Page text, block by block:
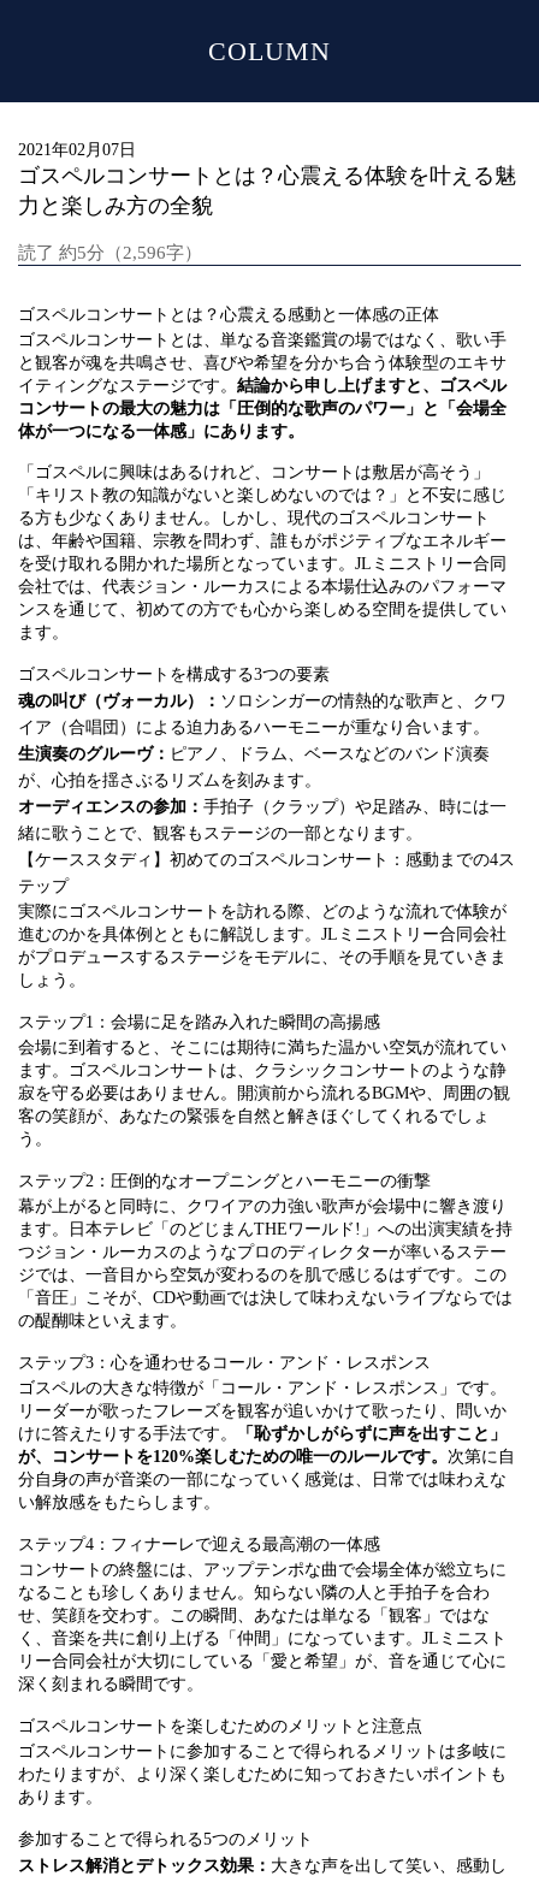
COLUMN
2021年02月07日
ゴスペルコンサートとは？心震える体験を叶える魅
力と楽しみ方の全貌
読了 約5分（2,596字）
ゴスペルコンサートとは？心震える感動と一体感の正体
ゴスペルコンサートとは、単なる音楽鑑賞の場ではなく、歌い手
と観客が魂を共鳴させ、喜びや希望を分かち合う体験型のエキサ
イティングなステージです。 結論から申し上げますと、ゴスペル
コンサートの最大の魅力は「圧倒的な歌声のパワー」と「会場全
体が一つになる一体感」にあります。
「ゴスペルに興味はあるけれど、コンサートは敷居が高そう」
「キリスト教の知識がないと楽しめないのでは？」と不安に感じ
る方も少なくありません。しかし、現代のゴスペルコンサート
は、年齢や国籍、宗教を問わず、誰もがポジティブなエネルギー
を受け取れる開かれた場所となっています。JLミニストリー合同
会社では、代表ジョン・ルーカスによる本場仕込みのパフォーマ
ンスを通じて、初めての方でも心から楽しめる空間を提供してい
ます。
ゴスペルコンサートを構成する3つの要素
魂の叫び（ヴォーカル）： ソロシンガーの情熱的な歌声と、クワ
イア（合唱団）による迫力あるハーモニーが重なり合います。
生演奏のグルーヴ： ピアノ、ドラム、ベースなどのバンド演奏
が、心拍を揺さぶるリズムを刻みます。
オーディエンスの参加： 手拍子（クラップ）や足踏み、時には一
緒に歌うことで、観客もステージの一部となります。
【ケーススタディ】初めてのゴスペルコンサート：感動までの4ス
テップ
実際にゴスペルコンサートを訪れる際、どのような流れで体験が
進むのかを具体例とともに解説します。JLミニストリー合同会社
がプロデュースするステージをモデルに、その手順を見ていきま
しょう。
ステップ1：会場に足を踏み入れた瞬間の高揚感
会場に到着すると、そこには期待に満ちた温かい空気が流れてい
ます。ゴスペルコンサートは、クラシックコンサートのような静
寂を守る必要はありません。開演前から流れるBGMや、周囲の観
客の笑顔が、あなたの緊張を自然と解きほぐしてくれるでしょ
う。
ステップ2：圧倒的なオープニングとハーモニーの衝撃
幕が上がると同時に、クワイアの力強い歌声が会場中に響き渡り
ます。日本テレビ「のどじまんTHEワールド!」への出演実績を持
つジョン・ルーカスのようなプロのディレクターが率いるステー
ジでは、一音目から空気が変わるのを肌で感じるはずです。この
「音圧」こそが、CDや動画では決して味わえないライブならでは
の醍醐味といえます。
ステップ3：心を通わせるコール・アンド・レスポンス
ゴスペルの大きな特徴が「コール・アンド・レスポンス」です。
リーダーが歌ったフレーズを観客が追いかけて歌ったり、問いか
けに答えたりする手法です。
「恥ずかしがらずに声を出すこと」
が、コンサートを120%楽しむための唯一のルールです。 次第に自
分自身の声が音楽の一部になっていく感覚は、日常では味わえな
い解放感をもたらします。
ステップ4：フィナーレで迎える最高潮の一体感
コンサートの終盤には、アップテンポな曲で会場全体が総立ちに
なることも珍しくありません。知らない隣の人と手拍子を合わ
せ、笑顔を交わす。この瞬間、あなたは単なる「観客」ではな
く、音楽を共に創り上げる「仲間」になっています。JLミニスト
リー合同会社が大切にしている「愛と希望」が、音を通じて心に
深く刻まれる瞬間です。
ゴスペルコンサートを楽しむためのメリットと注意点
ゴスペルコンサートに参加することで得られるメリットは多岐に
わたりますが、より深く楽しむために知っておきたいポイントも
あります。
参加することで得られる5つのメリット
ストレス解消とデトックス効果： 大きな声を出して笑い、感動し